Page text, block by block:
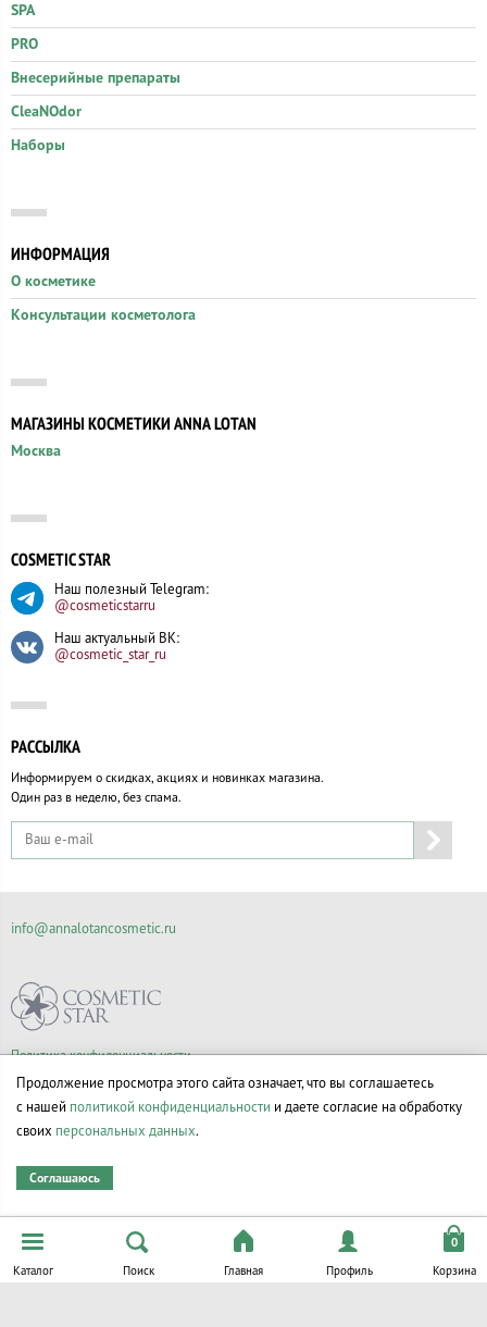
SPA
PRO
Внесерийные препараты
CleaNOdor
Наборы
ИНФОРМАЦИЯ
О косметике
Консультации косметолога
МАГАЗИНЫ КОСМЕТИКИ ANNA LOTAN
Москва
COSMETIC STAR
Наш полезный Telegram:
@cosmeticstarru
Наш актуальный ВК:
@cosmetic_star_ru
РАССЫЛКА
Информируем о скидках, акциях и новинках магазина.
Один раз в неделю, без спама.
Политика конфиденциальности
Правила продажи товаров
Согласие на обработку персональных данных
info@annalotancosmetic.ru
© Все права на товарные знаки принадлежат их законным владельцам.
Каталог Поиск Главная Профиль Корзина
Продолжение просмотра этого сайта означает, что вы соглашаетесь
с нашей политикой конфиденциальности и даете согласие на обработку
своих персональных данных.
Соглашаюсь